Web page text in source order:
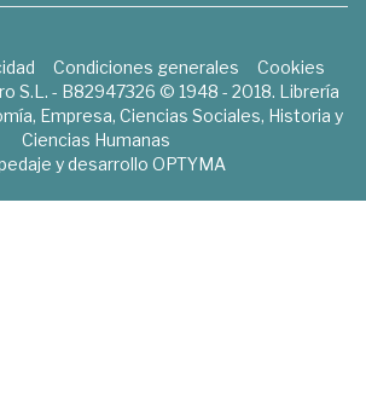
Condiciones generales
Cookies
S.L. - B82947326 © 1948 - 2018. Librería
Empresa, Ciencias Sociales, Historia y
Ciencias Humanas
y desarrollo OPTYMA